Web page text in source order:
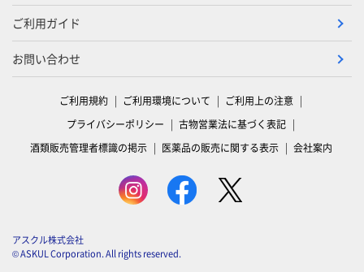
ご利用ガイド
お問い合わせ
ご利用規約 ご利用環境について
ご利用上の注意
プライバシーポリシー
古物営業法に基づく表記
酒類販売管理者標識の掲示
医薬品の販売に関する表示 会社案内
アスクル株式会社
© ASKUL Corporation. All rights reserved.